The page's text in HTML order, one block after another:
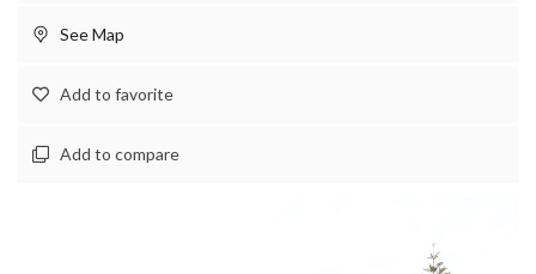
See Map
Add to favorite
Add to compare